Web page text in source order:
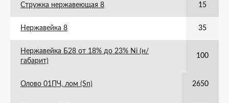
Стружка нержавеющая 8 15
Нержавейка 8 35
Нержавейка Б28 от 18% до 23% Ni (н/
габарит)
100
Олово 01ПЧ, лом (Sn) 2650